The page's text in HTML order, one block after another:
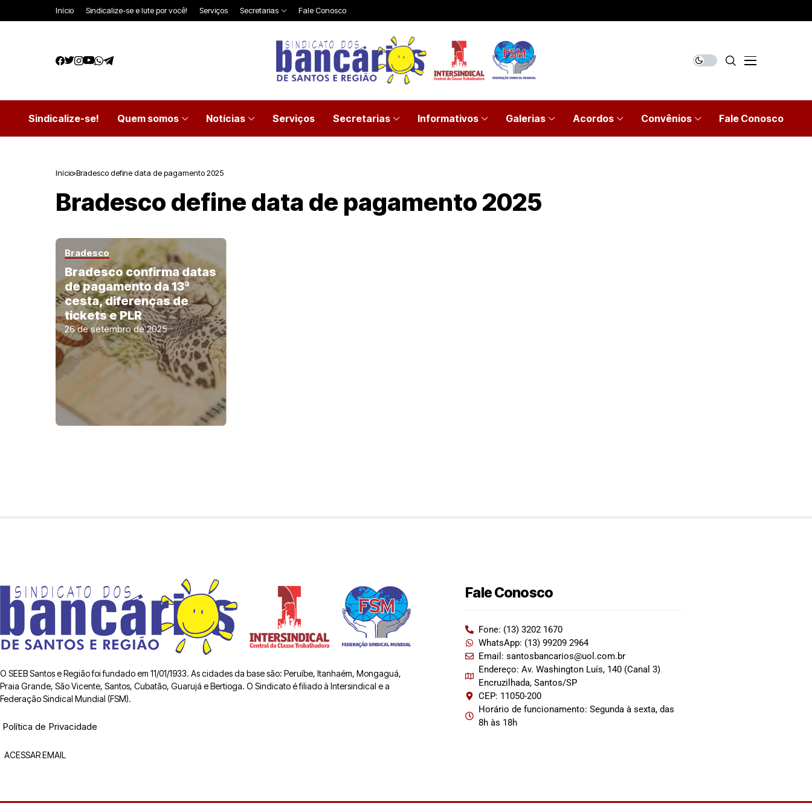
Início Sindicalize-se e lute por você! Serviços Secretarias Fale Conosco
Sindicalize-se! Quem somos Notícias Serviços Secretarias Informativos Galerias Acordos Convênios Fale Conosco
Início Bradesco define data de pagamento 2025
Bradesco define data de pagamento 2025
Bradesco
Bradesco confirma datas
de pagamento da 13ª
cesta, diferenças de
tickets e PLR
26 de setembro de 2025
O SEEB Santos e Região foi fundado em 11/01/1933. As cidades da base são: Peruíbe, Itanhaém, Mongaguá,
Praia Grande, São Vicente, Santos, Cubatão, Guarujá e Bertioga. O Sindicato é filiado à Intersindical e a
Federação Sindical Mundial (FSM).
Política de Privacidade
ACESSAR EMAIL
Fale Conosco
Fone: (13) 3202 1670
WhatsApp: (13) 99209 2964
Email: santosbancarios@uol.com.br
Endereço: Av. Washington Luís, 140 (Canal 3)
Encruzilhada, Santos/SP
CEP: 11050-200
Horário de funcionamento: Segunda à sexta, das
8h às 18h